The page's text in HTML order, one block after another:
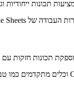
תכונות חזקות